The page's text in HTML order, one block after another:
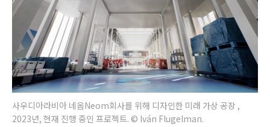
사우디아라비아 네옴Neom회사를 위해 디자인한 미래 가상 공장 ,
2023년, 현재 진행 중인 프로젝트. © Iván Flugelman.